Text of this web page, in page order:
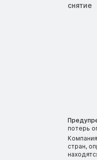
снятие
потерь
стран,